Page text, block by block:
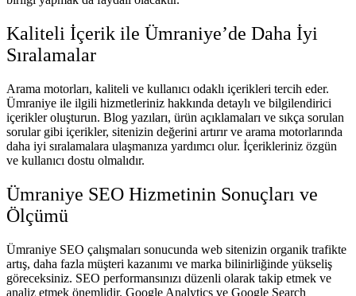
Kaliteli İçerik ile Ümraniye’de Daha İyi
Sıralamalar
Arama motorları, kaliteli ve kullanıcı odaklı içerikleri tercih eder.
Ümraniye ile ilgili hizmetleriniz hakkında detaylı ve bilgilendirici
içerikler oluşturun. Blog yazıları, ürün açıklamaları ve sıkça sorulan
sorular gibi içerikler, sitenizin değerini artırır ve arama motorlarında
daha iyi sıralamalara ulaşmanıza yardımcı olur. İçerikleriniz özgün
ve kullanıcı dostu olmalıdır.
Ümraniye SEO Hizmetinin Sonuçları ve
Ölçümü
Ümraniye SEO çalışmaları sonucunda web sitenizin organik trafikte
artış, daha fazla müşteri kazanımı ve marka bilinirliğinde yükseliş
göreceksiniz. SEO performansınızı düzenli olarak takip etmek ve
analiz etmek önemlidir. Google Analytics ve Google Search